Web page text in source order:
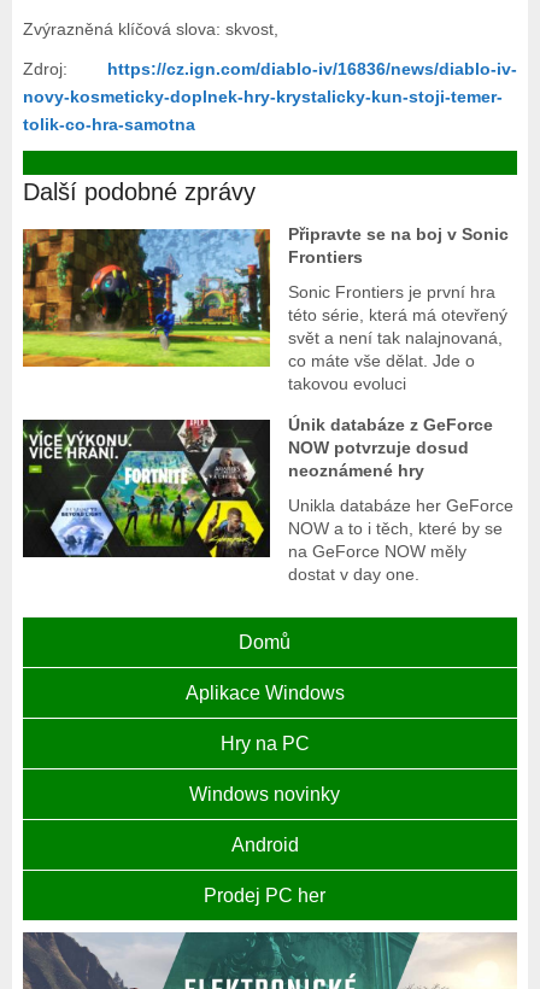
Zvýrazněná klíčová slova: skvost,
Zdroj: https://cz.ign.com/diablo-iv/16836/news/diablo-iv-
novy-kosmeticky-doplnek-hry-krystalicky-kun-stoji-temer-
tolik-co-hra-samotna
Další podobné zprávy
Připravte se na boj v Sonic
Frontiers
Sonic Frontiers je první hra
této série, která má otevřený
svět a není tak nalajnovaná,
co máte vše dělat. Jde o
takovou evoluci
Únik databáze z GeForce
NOW potvrzuje dosud
neoznámené hry
Unikla databáze her GeForce
NOW a to i těch, které by se
na GeForce NOW měly
dostat v day one.
Domů
Aplikace Windows
Hry na PC
Windows novinky
Android
Prodej PC her